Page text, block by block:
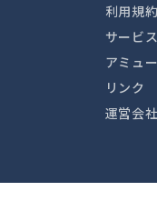
利用規約
サービ
アミュ
リンク
運営会社